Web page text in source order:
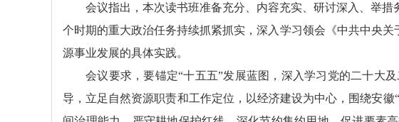
会议指出，本次读书班准备充分、内容充实、研讨深入、举
个时期的重大政治任务持续抓紧抓实，深入学习领会《中共中央
源事业发展的具体实践。
会议要求，要锚定“十五五”发展蓝图，深入学习党的二十大
导，立足自然资源职责和工作定位，以经济建设为中心，围绕安